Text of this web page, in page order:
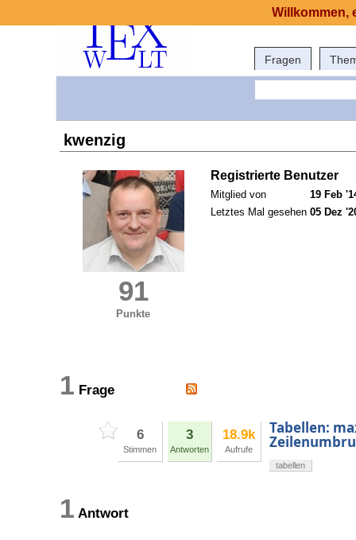
Fragen
kwenzig
91
Punkte
Registrierte Benutzer
Mitglied von
19 Feb
Letztes Mal gesehen 05 Dez
1 Frage
6
Stimmen
3
Antworten
18.9k
Aufrufe
Tabellen:
tabellen
1 Antwort
Willkommen,